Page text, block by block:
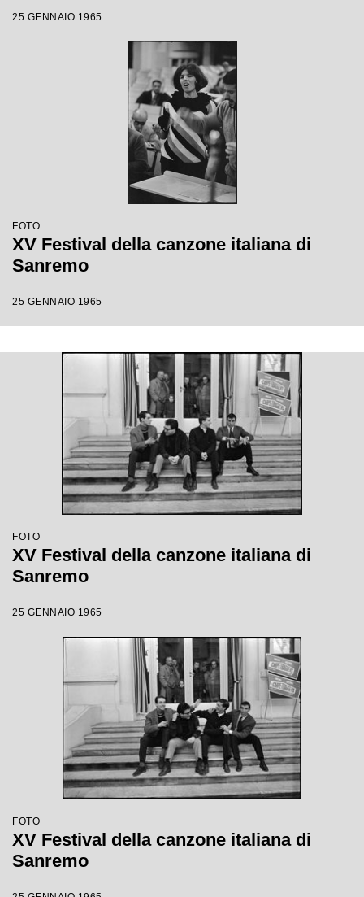
25 GENNAIO 1965
FOTO
XV Festival della canzone italiana di
Sanremo
25 GENNAIO 1965
FOTO
XV Festival della canzone italiana di
Sanremo
25 GENNAIO 1965
FOTO
XV Festival della canzone italiana di
Sanremo